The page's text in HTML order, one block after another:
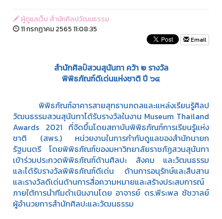
ผู้ดูแลเว็บ สำนักศิลปวัฒนธรรม
11 กรกฏาคม 2565 11:08:35
Email
สำนักศิลป์สวนสุนันทา คว้า ๒ รางวัล
พิพิธภัณฑ์ดีเด่นแห่งชาติ ปี ๖๔
พิพิธภัณฑ์อาคารสายสุทธานภดลและแหล่งเรียนรู้ศิลป
วัฒนธรรมสวนสุนันทาได้รับรางวัลในงาน Museum Thailand
Awards 2021 ที่จัดขึ้นโดยสถาบันพิพิธภัณฑ์การเรียนรู้แห่ง
ชาติ (สพร.) หน่วยงานในการกำกับดูแลของสำนักนายก
รัฐมนตรี โดยพิพิธภัณฑ์ของมหาวิทยาลัยราชภัฏสวนสุนันทา
เข้าร่วมประกวดพิพิธภัณฑ์ด้านศิลปะ สังคม และวัฒนธรรม
และได้รับรางวัลพิพิธภัณฑ์ดีเด่น ด้านการอนุรักษ์และสืบสาน
และรางวัลดีเด่นด้านการสื่อความหมายและสร้างประสบการณ์
ภายใต้การนำทีมดำเนินงานโดย อาจารย์ ดร.พีระพล ชัชวาลย์
ผู้อำนวยการสำนักศิลปะและวัฒนธรรม